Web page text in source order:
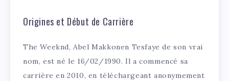
Origines et Début de Carrière
The Weeknd, Abel Makkonen Tesfaye de son vrai
nom, est né le 16/02/1990. Il a commencé sa
carrière en 2010, en téléchargeant anonymement